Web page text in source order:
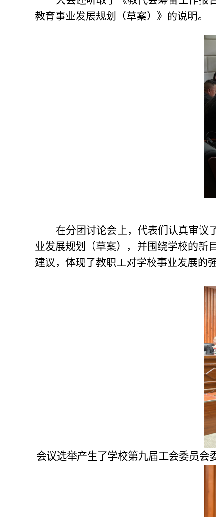
教育事业发展规划（草案）》的说明。
在分团讨论会上，代表们认真审议
业发展规划（草案），并围绕学校的新
建议，体现了教职工对学校事业发展的
会议选举产生了学校第九届工会委员会